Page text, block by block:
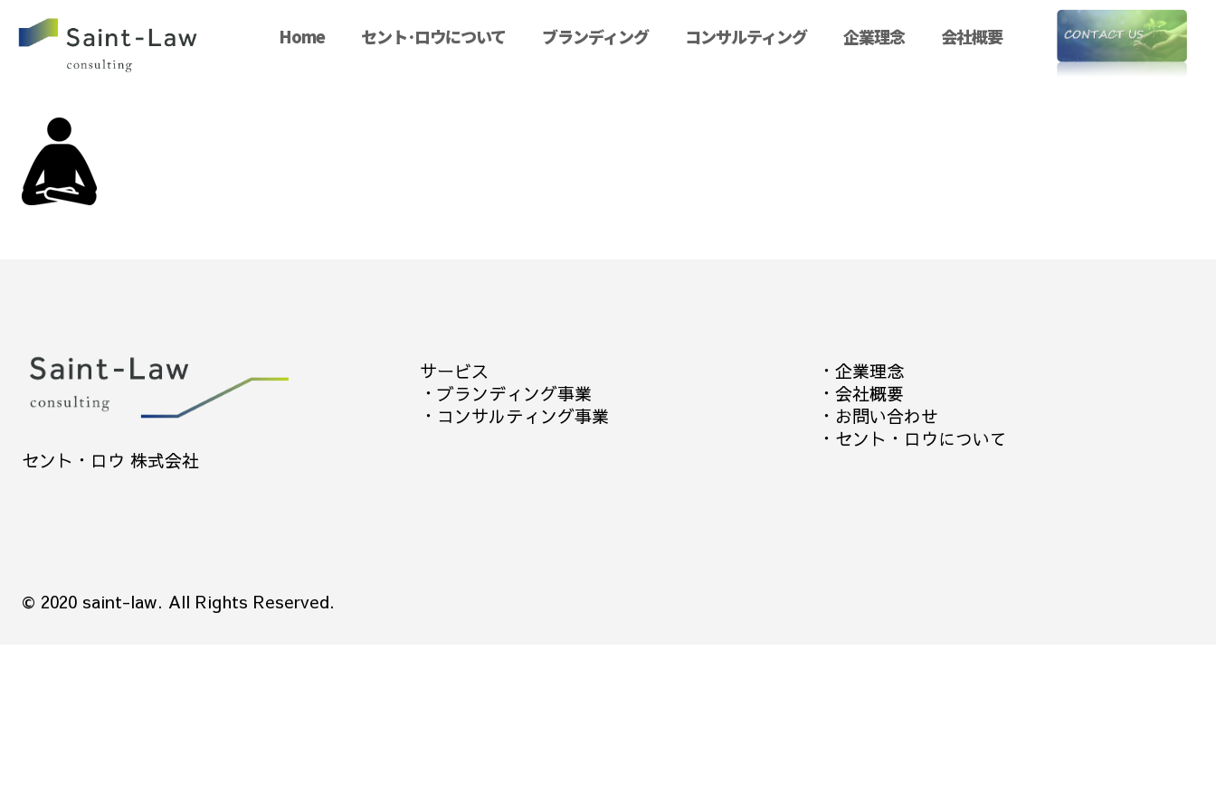
Home セント･ロウについて ブランディング コンサルティング 企業理念 会社概要
セント・ロウ 株式会社
サービス
・ ブランディング事業
・ コンサルティング事業
・ 企業理念
・ 会社概要
・ お問い合わせ
・ セント・ロウについて
© 2020 saint-law. All Rights Reserved.